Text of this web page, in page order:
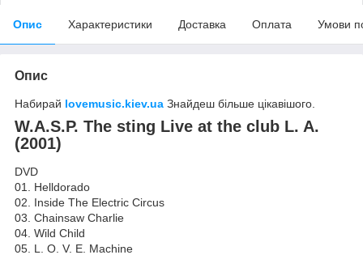
Опис Характеристики Доставка Оплата Умови
Опис
Набирай lovemusic.kiev.ua Знайдеш більше цікавішого.
W.A.S.P. The sting Live at the club L. A.
(2001)
DVD
01. Helldorado
02. Inside The Electric Circus
03. Chainsaw Charlie
04. Wild Child
05. L. O. V. E. Machine